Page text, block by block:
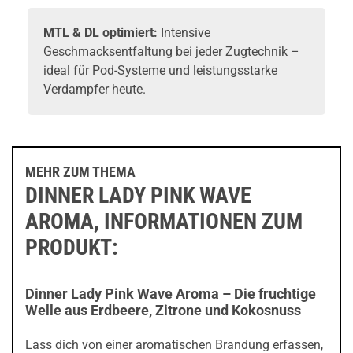
MTL & DL optimiert: Intensive
Geschmacksentfaltung bei jeder Zugtechnik –
ideal für Pod-Systeme und leistungsstarke
Verdampfer heute.
MEHR ZUM THEMA
DINNER LADY PINK WAVE
AROMA, INFORMATIONEN ZUM
PRODUKT:
Dinner Lady Pink Wave Aroma – Die fruchtige
Welle aus Erdbeere, Zitrone und Kokosnuss
Lass dich von einer aromatischen Brandung erfassen,